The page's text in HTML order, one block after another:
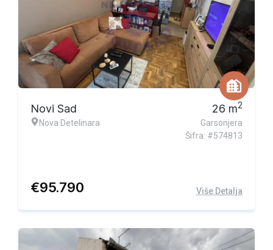
Novi Sad
Nova Detelinara
26 m2
Garsonjera
Šifra: #574813
€95.790 Više Detalja